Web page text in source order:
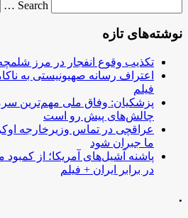
Search …
نوشته‌های تازه
تکذیب وقوع انفجار در مرز
اعتراف رسانه صهیونیستی به
فیلم
پزشکیان: وفاق ملی مهم‌ترین
چالش‌های پیش رو است
عراقچی در تماس وزیرخارجه
ما جبران شود
پاشنه آشیل‌های آمریکا؛ از
در برابر ایران + فیلم
.